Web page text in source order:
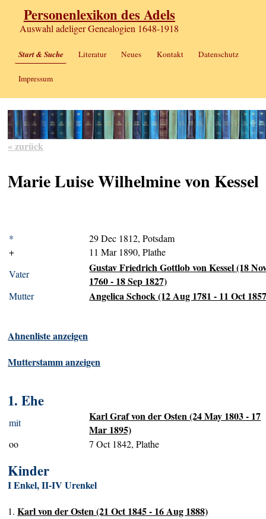
Personenlexikon des Adels
Auswahl adeliger Genealogien 1648-1918
Start & Suche Literatur Neues Kontakt Datenschutz
Impressum
« zurück
Marie Luise Wilhelmine von Kessel
*
29 Dec 1812, Potsdam
+
11 Mar 1890, Plathe
Vater
Gustav Friedrich Gottlob von Kessel (18
1760 - 18 Sep 1827)
Mutter Angelica Schock (12 Aug 1781 - 11 Oct
Ahnenliste anzeigen
Mutterstamm anzeigen
1. Ehe
mit
Karl Graf von der Osten (24 May 1803 - 17
Mar 1895)
oo 7 Oct 1842, Plathe
Kinder
I Enkel, II-IV Urenkel
1.Karl von der Osten (21 Oct 1845 - 16 Aug 1888)